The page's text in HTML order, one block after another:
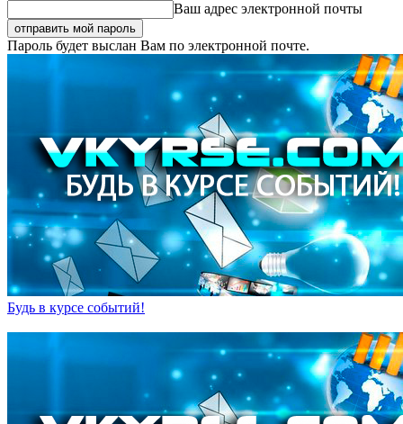
Ваш адрес электронной почты
Пароль будет выслан Вам по электронной почте.
Будь в курсе событий!